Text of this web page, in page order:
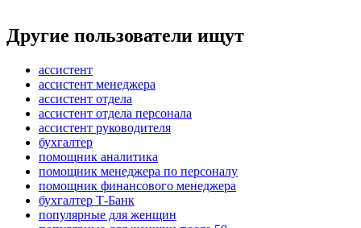
Другие пользователи ищут
ассистент
ассистент менеджера
ассистент отдела
ассистент отдела персонала
ассистент руководителя
бухгалтер
помощник аналитика
помощник менеджера по персоналу
помощник финансового менеджера
бухгалтер Т-Банк
популярные для женщин